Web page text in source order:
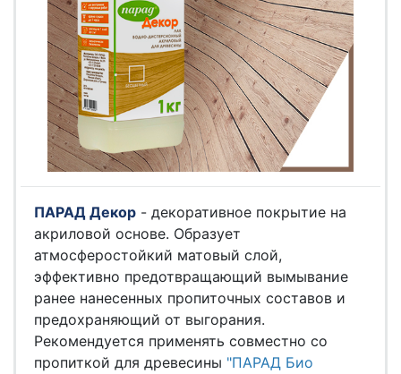
ПАРАД Декор - декоративное покрытие на
акриловой основе. Образует
атмосферостойкий матовый слой,
эффективно предотвращающий вымывание
ранее нанесенных пропиточных составов и
предохраняющий от выгорания.
Рекомендуется применять совместно со
пропиткой для древесины "ПАРАД Био